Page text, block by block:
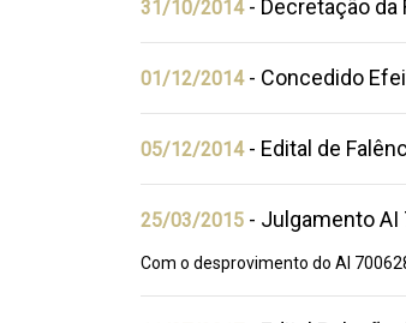
31/10/2014- Decretação da
01/12/2014- Concedido
05/12/2014- Edital de
25/03/2015 - Julgamento
Com o desprovimento do AI